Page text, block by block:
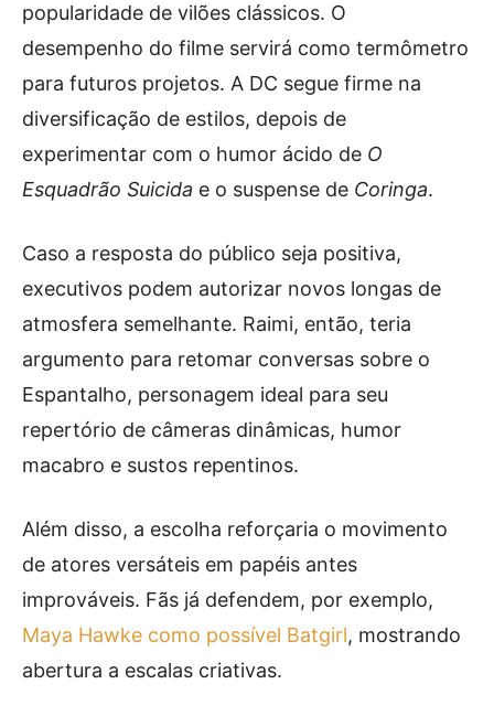
popularidade de vilões clássicos. O
desempenho do filme servirá como termômetro
para futuros projetos. A DC segue firme na
diversificação de estilos, depois de
experimentar com o humor ácido de O
Esquadrão Suicida e o suspense de Coringa.
Caso a resposta do público seja positiva,
executivos podem autorizar novos longas de
atmosfera semelhante. Raimi, então, teria
argumento para retomar conversas sobre o
Espantalho, personagem ideal para seu
repertório de câmeras dinâmicas, humor
macabro e sustos repentinos.
Além disso, a escolha reforçaria o movimento
de atores versáteis em papéis antes
improváveis. Fãs já defendem, por exemplo,
Maya Hawke como possível Batgirl, mostrando
abertura a escalas criativas.